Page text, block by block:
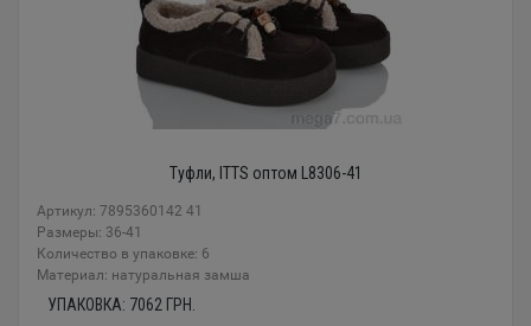
Туфли, ITTS оптом L8306-41
Артикул: 7895360142 41
Размеры: 36-41
Количество в упаковке: 6
Материал: натуральная замша
УПАКОВКА: 7062 ГРН.